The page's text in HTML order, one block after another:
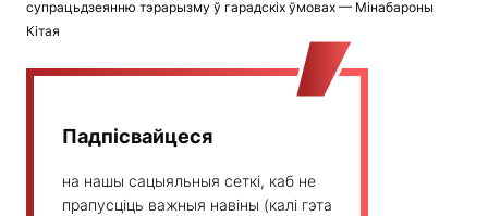
супрацьдзеянню тэрарызму ў гарадскіх ўмовах — Мінабароны
Кітая
Падпісвайцеся
на нашы сацыяльныя сеткі, каб не
прапусціць важныя навіны (калі гэта